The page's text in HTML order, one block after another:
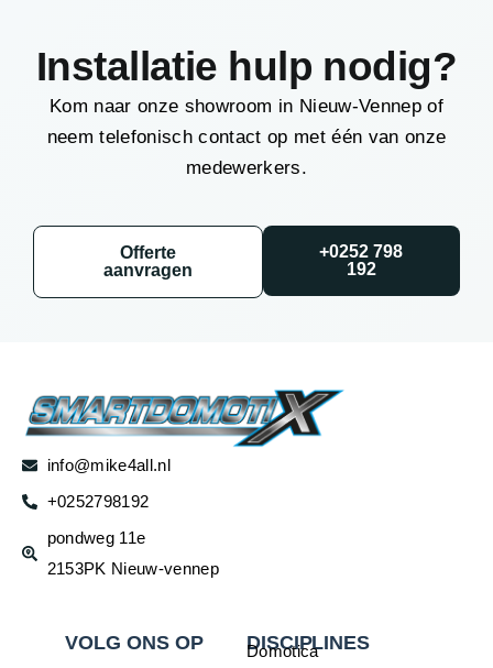
Installatie hulp nodig?
Kom naar onze showroom in Nieuw-Vennep of
neem telefonisch contact op met één van onze
medewerkers.
Offerte
aanvragen
+0252 798
192
info@mike4all.nl
+0252798192
pondweg 11e
2153PK Nieuw-vennep
VOLG ONS OP DISCIPLINES
Domotica